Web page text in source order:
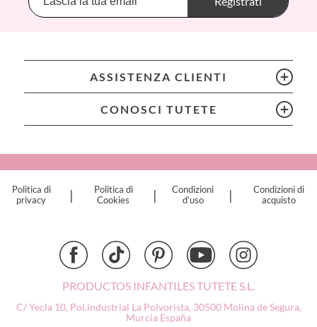
BIBS
Cristina de Jos'h
Djeco
ASSISTENZA CLIENTI
CONOSCI TUTETE
Politica di
privacy
|
Politica di
Cookies
|
Condizioni
d’uso
|
Condizioni di
acquisto
PRODUCTOS INFANTILES TUTETE S.L.
C/ Yecla 10, Pol.industrial La Polvorista, 30500 Molina de Segura,
Murcia España